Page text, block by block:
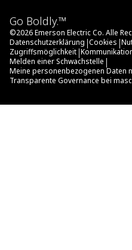
Go Boldly.™
©2026Emerson Electric Co. Alle
Datenschutzerklärung |Cookies |
Zugriffsmöglichkeit |
Melden einer Schwachstelle |
Meine personenbezogenen Daten
Transparente Governance bei